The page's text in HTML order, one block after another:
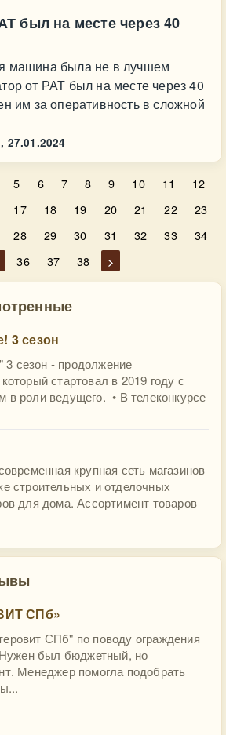
был на месте через 40
машина была не в лучшем
от РАТ был на месте через 40
им за оперативность в сложной
27.01.2024
5 6 7 8 9 10 11
12
17 18 19 20 21 22
23
28 29 30 31 32 33
34
36 37 38 >
3 сезон
3 сезон - продолжение
стартовал в 2019 году с
в роли ведущего. • В телеконкурсе
крупная сеть магазинов
строительных и отделочных
для дома. Ассортимент товаров
СПб»
СПб" по поводу ограждения
Нужен был бюджетный, но
Менеджер помогла подобрать